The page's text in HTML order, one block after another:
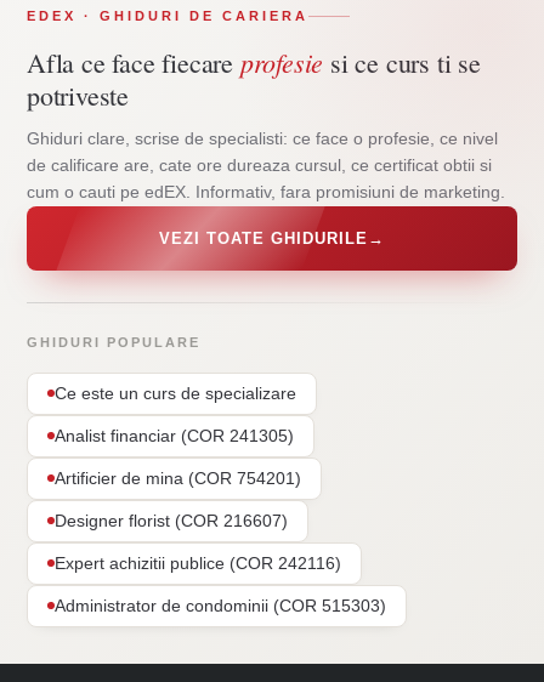
EDEX · GHIDURI DE CARIERA
Afla ce face fiecare profesie si ce curs ti se
potriveste
Ghiduri clare, scrise de specialisti: ce face o profesie, ce nivel
de calificare are, cate ore dureaza cursul, ce certificat obtii si
cum o cauti pe edEX. Informativ, fara promisiuni de marketing.
VEZI TOATE GHIDURILE →
GHIDURI POPULARE
Ce este un curs de specializare
Analist financiar (COR 241305)
Artificier de mina (COR 754201)
Designer florist (COR 216607)
Expert achizitii publice (COR 242116)
Administrator de condominii (COR 515303)